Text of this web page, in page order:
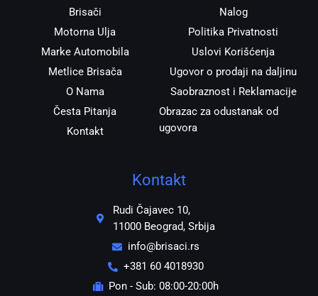
Brisači
Motorna Ulja
Marke Automobila
Metlice Brisača
O Nama
Česta Pitanja
Kontakt
Nalog
Politika Privatnosti
Uslovi Korišćenja
Ugovor o prodaji na daljinu
Saobraznost i Reklamacije
Obrazac za odustanak od
ugovora
Kontakt
Rudi Čajavec 10,
11000 Beograd, Srbija
info@brisaci.rs
+381 60 4018930
Pon - Sub: 08:00-20:00h